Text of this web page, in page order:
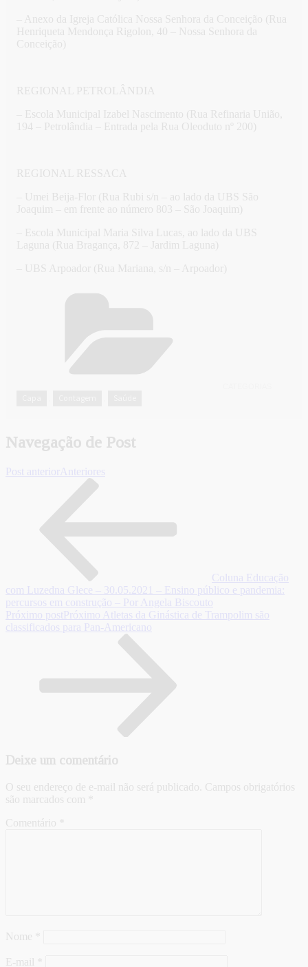
– Anexo da Igreja Católica Nossa Senhora da Conceição (Rua
Henriqueta Mendonça Rigolon, 40 – Nossa Senhora da
Conceição)
REGIONAL PETROLÂNDIA
– Escola Municipal Izabel Nascimento (Rua Refinaria União,
194 – Petrolândia – Entrada pela Rua Oleoduto nº 200)
REGIONAL RESSACA
– Umei Beija-Flor (Rua Rubi s/n – ao lado da UBS São
Joaquim – em frente ao número 803 – São Joaquim)
– Escola Municipal Maria Silva Lucas, ao lado da UBS
Laguna (Rua Bragança, 872 – Jardim Laguna)
– UBS Arpoador (Rua Mariana, s/n – Arpoador)
Navegação de Post
Post anterior Anteriores
Coluna Educação
com Luzedna Glece – 30.05.2021 – Ensino público e pandemia:
percursos em construção – Por Angela Biscouto
Próximo post Próximo Atletas da Ginástica de Trampolim são
classificados para Pan-Americano
Deixe um comentário
O seu endereço de e-mail não será publicado. Campos obrigatórios
são marcados com
Comentário
Nome
E-mail